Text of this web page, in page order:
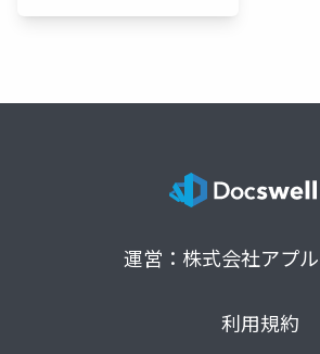
運営：株式会社アプ
利用規約